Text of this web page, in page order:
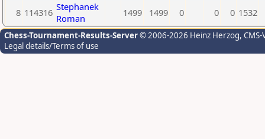
8 114316 Stephanek
Roman
1499 1499 0 0 0 1532
Chess-Tournament-Results-Server© 2006-2026 Heinz Herzog,
Legal details/Terms of use